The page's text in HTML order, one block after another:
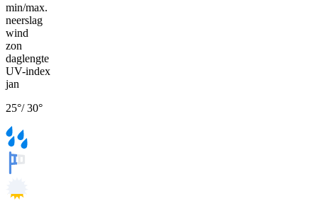
min/max.
neerslag
wind
zon
daglengte
UV-index
jan
25°/30°